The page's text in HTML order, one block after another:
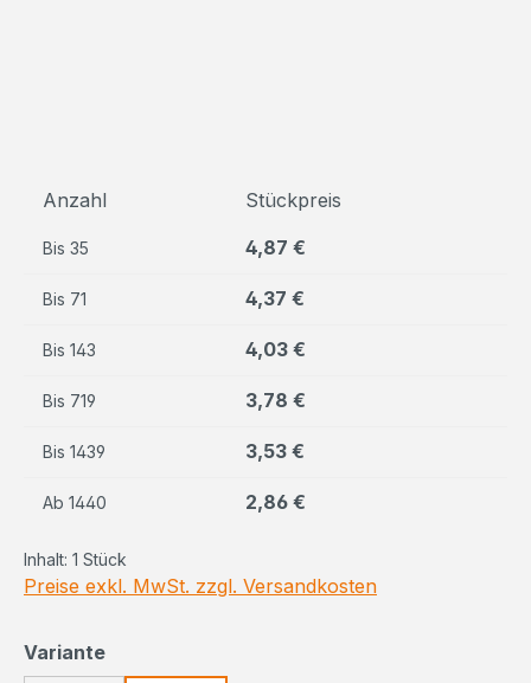
Anzahl Stückpreis
Bis 35 4,87 €
Bis 71 4,37 €
Bis 143 4,03 €
Bis 719 3,78 €
Bis 1439 3,53 €
Ab 1440 2,86 €
Inhalt: 1 Stück
Preise exkl. MwSt. zzgl. Versandkosten
Varianteauswählen